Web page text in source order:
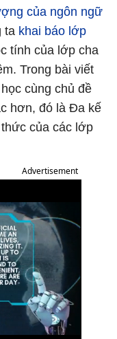
của ngôn ngữ
ta khai báo lớp
tính của lớp cha
Trong bài viết
cùng chủ đề
hơn, đó là Đa kế
của các lớp
Advertisement